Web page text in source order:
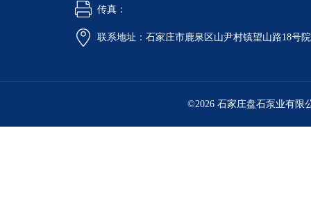
传真：
联系地址：石家庄市鹿泉区山尹村镇望山路18号
©2026 石家庄盘石泵业有限